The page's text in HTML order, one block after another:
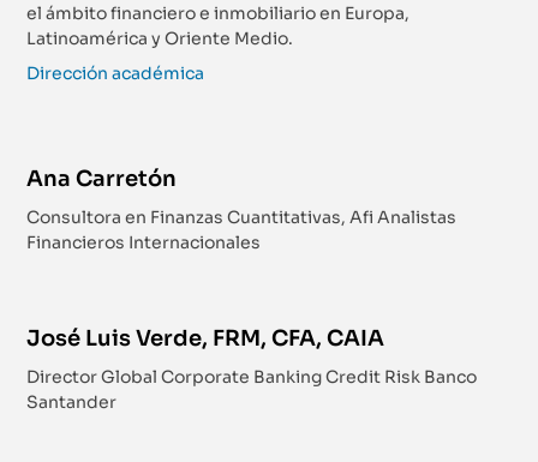
el ámbito financiero e inmobiliario en Europa,
Latinoamérica y Oriente Medio.
Dirección académica
Ana Carretón
Consultora en Finanzas Cuantitativas, Afi Analistas
Financieros Internacionales
José Luis Verde, FRM, CFA, CAIA
Director Global Corporate Banking Credit Risk Banco
Santander